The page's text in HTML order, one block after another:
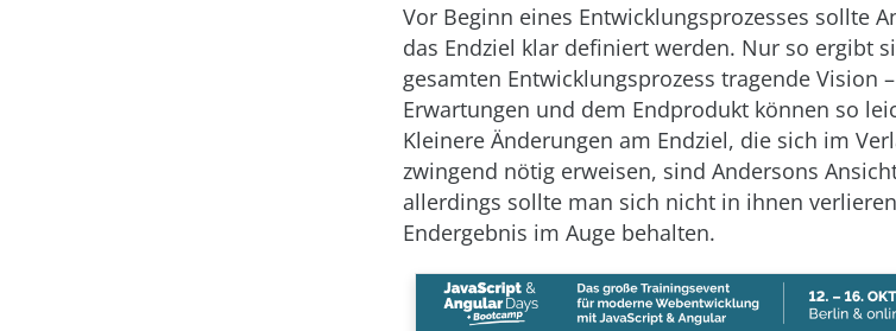
Vor Beginn eines Entwicklungsprozesses sollte
das Endziel klar definiert werden. Nur so ergibt
gesamten Entwicklungsprozess tragende Vision
Erwartungen und dem Endprodukt können so
Kleinere Änderungen am Endziel, die sich im
zwingend nötig erweisen, sind Andersons
allerdings sollte man sich nicht in ihnen
Endergebnis im Auge behalten.